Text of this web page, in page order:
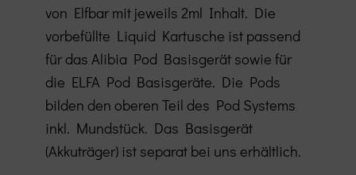
von Elfbar mit jeweils 2ml Inhalt. Die
vorbefüllte Liquid Kartusche ist passend
für das Alibia Pod Basisgerät sowie für
die ELFA Pod Basisgeräte. Die Pods
bilden den oberen Teil des Pod Systems
inkl. Mundstück. Das Basisgerät
(Akkuträger) ist separat bei uns erhältlich.